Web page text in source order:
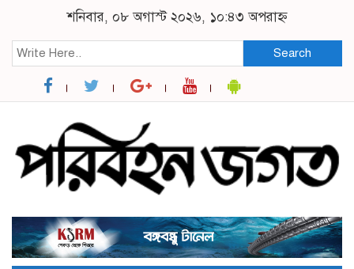
শনিবার, ০৮ অগাস্ট ২০২৬, ১০:৪৩ অপরাহ্ন
Search